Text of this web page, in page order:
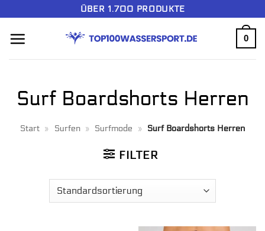
springen
ÜBER 1.700 PRODUKTE
0
Surf Boardshorts Herren
Start » Surfen » Surfmode » Surf Boardshorts Herren
FILTER